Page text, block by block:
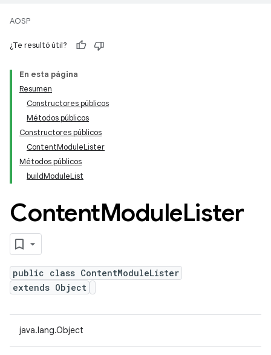
AOSP
¿Te resultó útil?
En esta página
Resumen
Constructores públicos
Métodos públicos
Constructores públicos
ContentModuleLister
Métodos públicos
buildModuleList
ContentModuleLister
public class ContentModuleLister
extends Object
java.lang.Object